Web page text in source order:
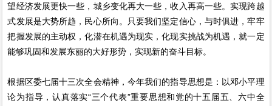
望经济发展更快一些，城乡变化再大一些，收入再高一些。实现跨越
式发展是大势所趋，民心所向。只要我们坚定信心，与时俱进，牢牢
把握发展的主动权，化潜在机遇为现实，化现实挑战为机遇，就一定
能够巩固和发展东丽的大好形势，实现新的奋斗目标。
根据区委七届十三次全会精神，今年我们的指导思想是：以邓小平理
论为指导，认真落实“三个代表”重要思想和党的十五届五、六中全